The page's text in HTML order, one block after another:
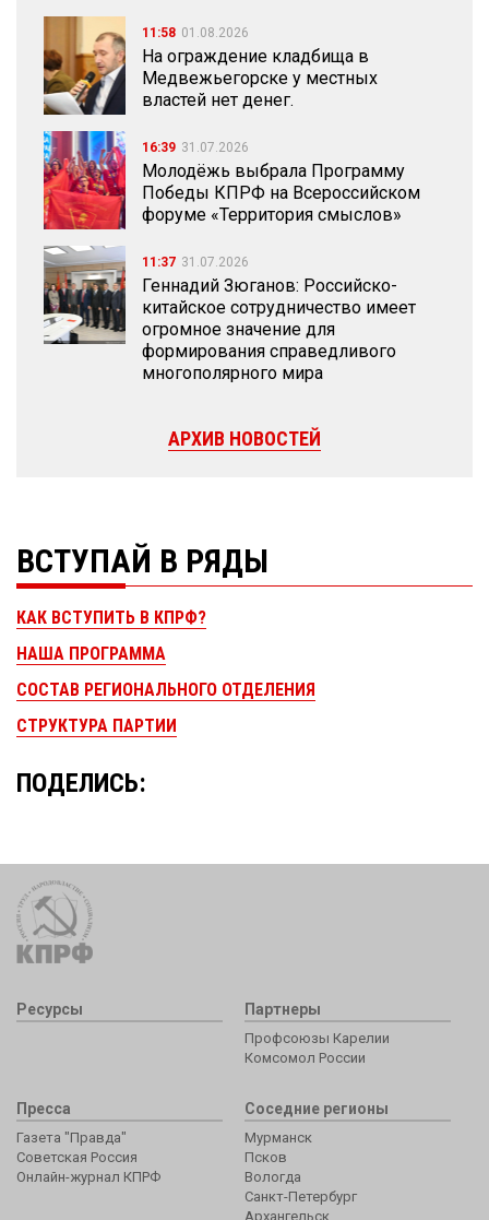
11:58 01.08.2026
На ограждение кладбища в
Медвежьегорске у местных
властей нет денег.
16:39 31.07.2026
Молодёжь выбрала Программу
Победы КПРФ на Всероссийском
форуме «Территория смыслов»
11:37 31.07.2026
Геннадий Зюганов: Российско-
китайское сотрудничество имеет
огромное значение для
формирования справедливого
многополярного мира
АРХИВ НОВОСТЕЙ
ВСТУПАЙ В РЯДЫ
КАК ВСТУПИТЬ В КПРФ?
НАША ПРОГРАММА
СОСТАВ РЕГИОНАЛЬНОГО ОТДЕЛЕНИЯ
СТРУКТУРА ПАРТИИ
ПОДЕЛИСЬ:
Ресурсы Партнеры
Профсоюзы Карелии
Комсомол России
Пресса
Газета "Правда"
Советская Россия
Онлайн-журнал КПРФ
Соседние регионы
Мурманск
Псков
Вологда
Санкт-Петербург
Архангельск